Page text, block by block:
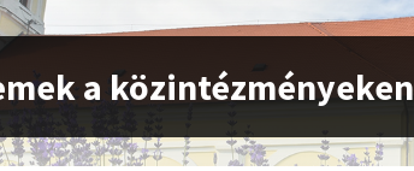
a közintézményeken